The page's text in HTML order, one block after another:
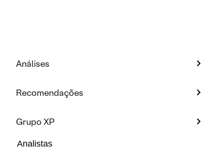
Análises
Recomendações
Grupo XP
Analistas